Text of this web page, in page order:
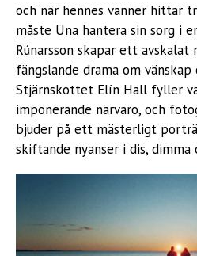
och när hennes vänner hittar
måste Una hantera sin sorg i
Rúnarsson skapar ett avskalat
fängslande drama om
Stjärnskottet Elín Hall fyller
imponerande närvaro, och
bjuder på ett mästerligt
skiftande nyanser i dis, dimma